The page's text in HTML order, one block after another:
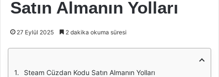
Satın Almanın Yolları
27 Eylül 2025 2 dakika okuma süresi
Steam Cüzdan Kodu Satın Almanın Yolları